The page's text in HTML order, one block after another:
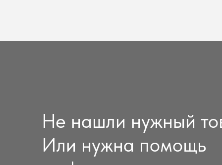
Не нашли нужный
Или нужна помощь